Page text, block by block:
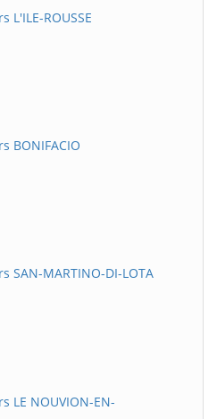
L'ILE-ROUSSE
BONIFACIO
SAN-MARTINO-DI-LOTA
LE NOUVION-EN-